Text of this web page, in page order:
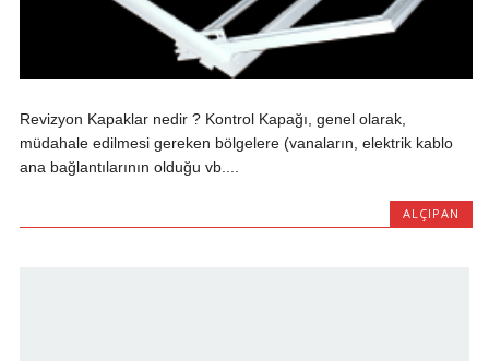
Revizyon Kapaklar nedir ? Kontrol Kapağı, genel olarak,
müdahale edilmesi gereken bölgelere (vanaların, elektrik kablo
ana bağlantılarının olduğu vb....
ALÇIPAN